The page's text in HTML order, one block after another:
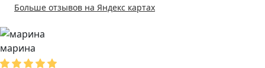
Больше отзывов на Яндекс картах
марина